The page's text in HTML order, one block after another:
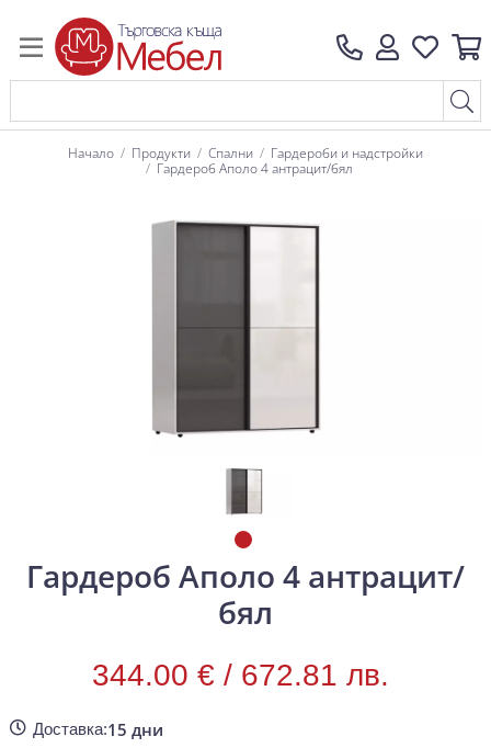
Начало Продукти Спални
Гардероби и надстройки
Гардероб Аполо 4 антрацит/бял
Гардероб Аполо 4 антрацит/
бял
344.00 € / 672.81 лв.
Доставка:15 дни